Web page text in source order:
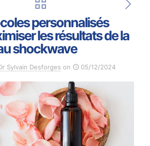
personnalisés
les résultats de la
shockwave
Sylvain Desforges on 05/12/2024